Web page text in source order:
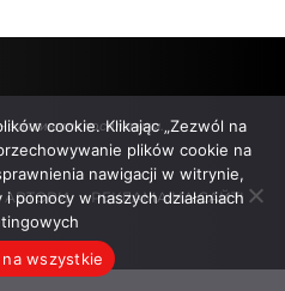
з активним посиланням.
АВТОРИ РЕКЛАМА НА САЙТІ
cookie. Klikając „Zezwól na
plików cookie na
nawigacji w witrynie,
pomocy w naszych działaniach
wszystkie